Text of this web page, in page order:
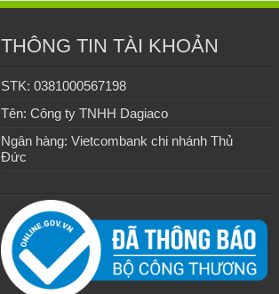
THÔNG TIN TÀI KHOẢN
STK: 0381000567198
Tên: Công ty TNHH Dagiaco
Ngân hàng: Vietcombank chi nhánh Thủ
Đức